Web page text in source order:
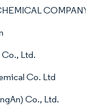
Co., Ltd.
Co. Ltd
Co., Ltd.